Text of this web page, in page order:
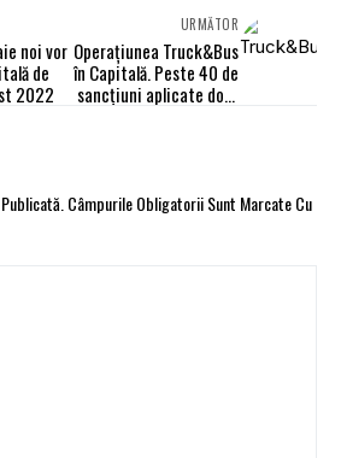
noi vor
de
2022
URMĂTOR
Operațiunea Truck&Bus
în Capitală. Peste 40 de
sancțiuni aplicate doar
Câmpurile Obligatorii Sunt Marcate Cu